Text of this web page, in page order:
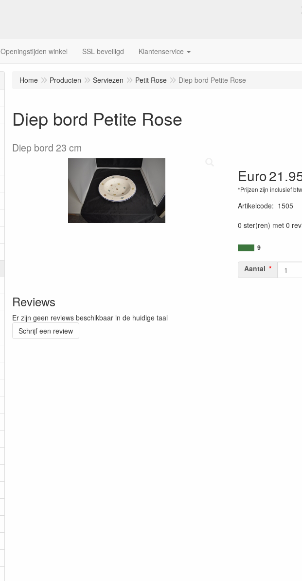
Openingstijden winkel SSL beveiligd Klantenservice
Home Producten Serviezen Petit Rose Diep bord Petite Rose
Diep bord Petite Rose
Diep bord 23 cm
Euro
*Prijzen zijn inclusief btw
Artikelcode: 1505
0 ster(ren) met 0
9
Aantal
Reviews
Er zijn geen reviews beschikbaar in de huidige taal
Schrijf een review